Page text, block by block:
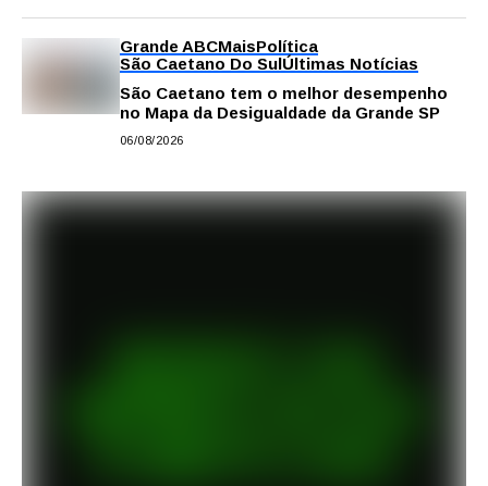
Grande ABCMaisPolítica
São Caetano Do SulÚltimas Notícias
São Caetano tem o melhor desempenho
no Mapa da Desigualdade da Grande SP
06/08/2026